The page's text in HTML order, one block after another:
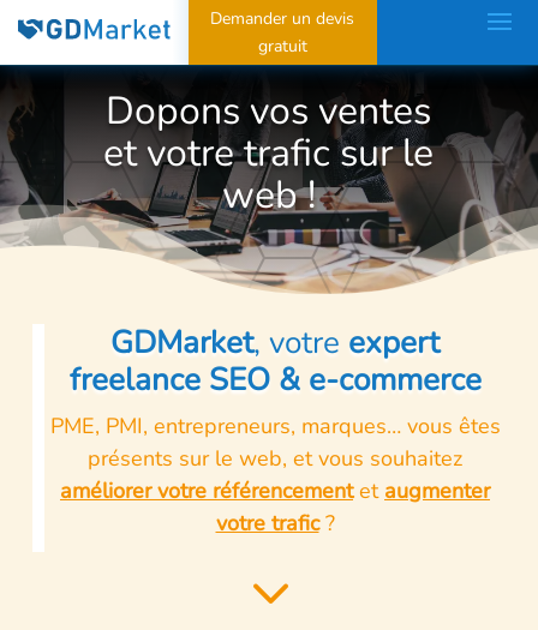
Demander un devis
gratuit
Dopons vos ventes
et votre trafic sur le
web !
GDMarket, votre expert
freelance SEO & e-commerce
PME, PMI, entrepreneurs, marques… vous êtes
présents sur le web, et vous souhaitez
améliorer votre référencementet augmenter
votre trafic?
3